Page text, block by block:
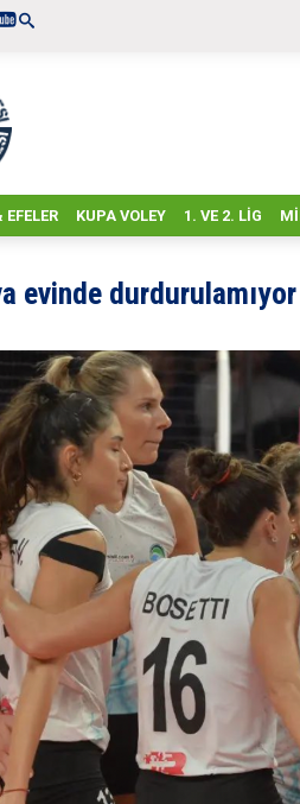
KUPA VOLEY 1. VE 2. LIG
evinde durdurulamıyor